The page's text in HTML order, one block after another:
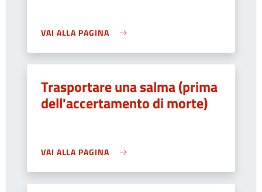
VAI ALLA PAGINA
Trasportare una salma (prima
dell'accertamento di morte)
VAI ALLA PAGINA